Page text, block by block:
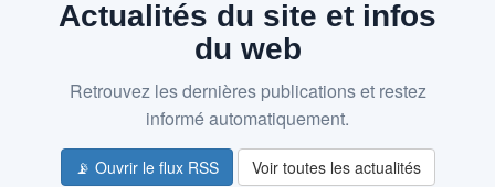
Actualités du site et infos
du web
Retrouvez les dernières publications et restez
informé automatiquement.
📡 Ouvrir le flux RSS Voir toutes les actualités